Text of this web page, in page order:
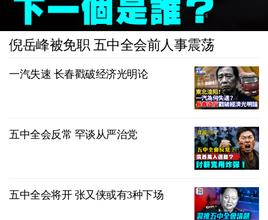
倪岳峰被免职 五中全会前人事震荡
一汽失速 长春戳破经济光明论
五中全会反常 罕谈从严治党
五中全会将开 张又侠或有3种下场